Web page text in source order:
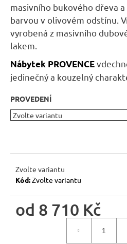
masivního bukového dřeva
barvou v olivovém odstínu.
vyrobená z masivního
lakem.
Nábytek PROVENCE
jedinečný a kouzelný
PROVEDENÍ
Zvolte variantu
Kód:Zvolte variantu
od 8 710 Kč
D
o
p
o
r
č
u
m
e
RUSTIKÁLNÍ
MEXICANA